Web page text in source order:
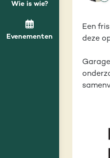
Wie is wie?
Evenementen
Een
deze